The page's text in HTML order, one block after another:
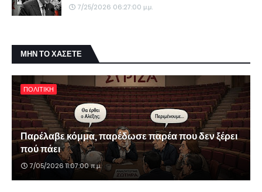
7/25/2026 06:27:00 μ.μ.
ΜΗΝ ΤΟ ΧΑΣΕΤΕ
ΠΟΛΙΤΙΚΗ
Παρέλαβε κόμμα, παρέδωσε παρέα που δεν ξέρει
πού πάει
7/05/2026 11:07:00 π.μ.